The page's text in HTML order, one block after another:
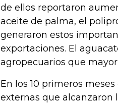
de ellos reportaron
aceite de palma, el
generaron estos
exportaciones. El
agropecuarios que
En los 10 primeros
externas que alcanzaron